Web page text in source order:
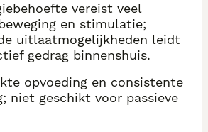
vereist veel
en stimulatie;
uitlaatmogelijkheden leidt
gedrag binnenshuis.
opvoeding en consistente
niet geschikt voor passieve